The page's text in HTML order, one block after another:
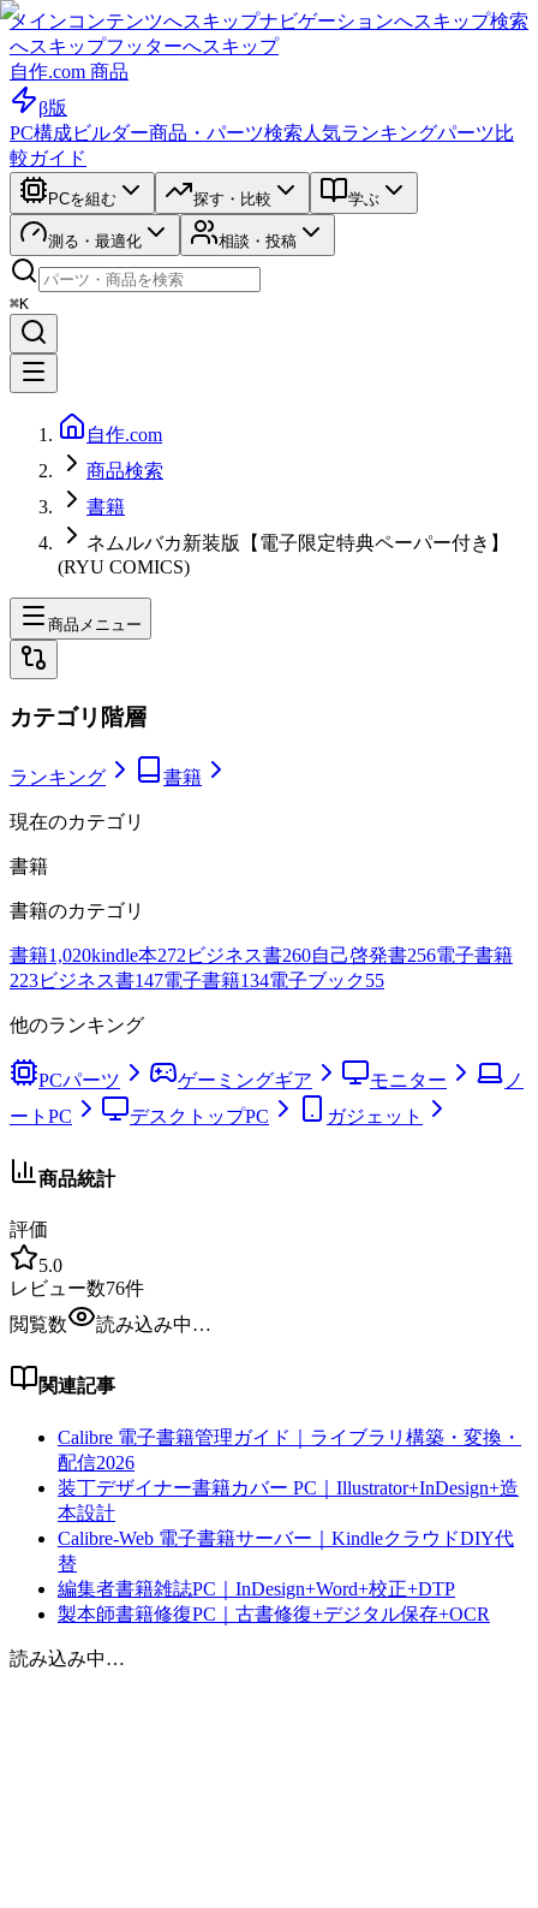
メインコンテンツへスキップナビゲーションへスキップ検索
へスキップフッターへスキップ
自作.com 商品
β版
PC構成ビルダー商品・パーツ検索 人気ランキングパーツ比
較ガイド
PCを組む 探す・比較 学ぶ
測る・最適化 相談・投稿
⌘K
自作.com
商品検索
書籍
ネムルバカ新装版【電子限定特典ペーパー付き】
(RYU COMICS)
商品メニュー
カテゴリ階層
ランキング 書籍
現在のカテゴリ
書籍
書籍のカテゴリ
書籍1,020kindle本272ビジネス書260自己啓発書256電子書籍
223ビジネス書147電子書籍134電子ブック55
他のランキング
PCパーツ ゲーミングギア モニター
ノ
ートPC
デスクトップPC ガジェット
商品統計
評価
5.0
レビュー数76件
閲覧数
読み込み中…
関連記事
Calibre 電子書籍管理ガイド｜ライブラリ構築・変換・
配信2026
装丁デザイナー書籍カバー PC｜Illustrator+InDesign+造
本設計
Calibre-Web 電子書籍サーバー｜KindleクラウドDIY代
替
編集者書籍雑誌PC｜InDesign+Word+校正+DTP
製本師書籍修復PC｜古書修復+デジタル保存+OCR
読み込み中…